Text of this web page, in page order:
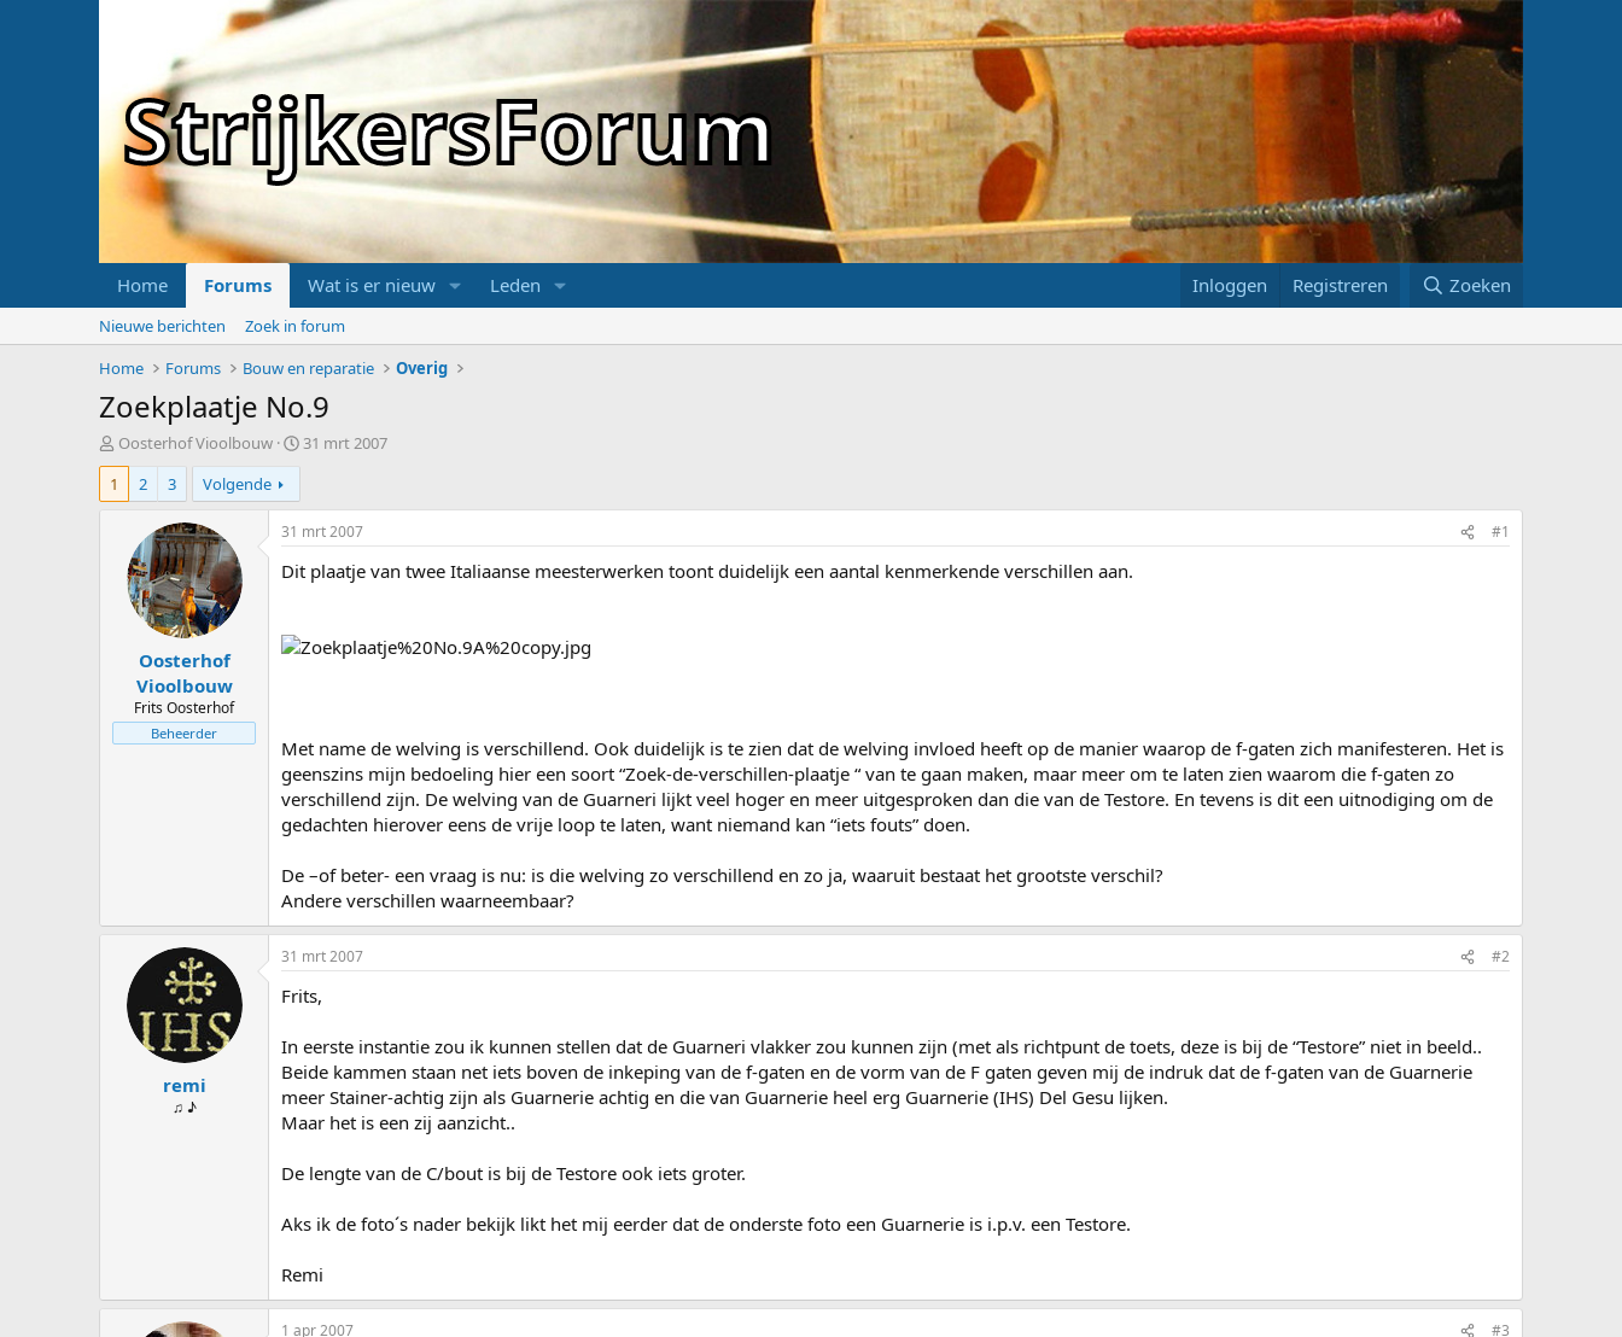
StrijkersForum
Home Forums Wat is er nieuw Leden Inloggen Registreren Zoeken
Nieuwe berichten
Zoek in forum
Home
Forums Bouw en reparatie Overig
Zoekplaatje No.9
T
o
i
Oosterhof Vioolbouw
S
r
t
d
a
m
31 mrt 2007
1
2 3 Volgende
Oosterhof
Vioolbouw
Frits Oosterhof
Beheerder
31 mrt 2007 #1
Dit plaatje van twee Italiaanse meesterwerken toont duidelijk een aantal kenmerkende verschillen aan.
Met name de welving is verschillend. Ook duidelijk is te zien dat de welving invloed heeft op de manier waarop de f-gaten zich manifesteren. Het is
geenszins mijn bedoeling hier een soort “Zoek-de-verschillen-plaatje “ van te gaan maken, maar meer om te laten zien waarom die f-gaten zo
verschillend zijn. De welving van de Guarneri lijkt veel hoger en meer uitgesproken dan die van de Testore. En tevens is dit een uitnodiging om de
gedachten hierover eens de vrije loop te laten, want niemand kan “iets fouts” doen.
De –of beter- een vraag is nu: is die welving zo verschillend en zo ja, waaruit bestaat het grootste verschil?
Andere verschillen waarneembaar?
remi
♫ ♪
31 mrt 2007 #2
Frits,
In eerste instantie zou ik kunnen stellen dat de Guarneri vlakker zou kunnen zijn (met als richtpunt de toets, deze is bij de “Testore” niet in beeld..
Beide kammen staan net iets boven de inkeping van de f-gaten en de vorm van de F gaten geven mij de indruk dat de f-gaten van de Guarnerie
meer Stainer-achtig zijn als Guarnerie achtig en die van Guarnerie heel erg Guarnerie (IHS) Del Gesu lijken.
Maar het is een zij aanzicht..
De lengte van de C/bout is bij de Testore ook iets groter.
Aks ik de foto´s nader bekijk likt het mij eerder dat de onderste foto een Guarnerie is i.p.v. een Testore.
Remi
1 apr 2007 #3